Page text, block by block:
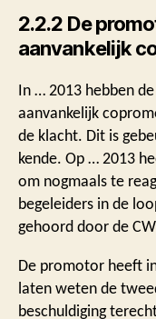
2.2.2 De
aanvankelijk
In … 2013 hebben
aanvankelijk
de klacht. Dit is
kende. Op … 2013
om nogmaals te
begeleiders in de
gehoord door de
De promotor heeft
laten weten de
beschuldiging